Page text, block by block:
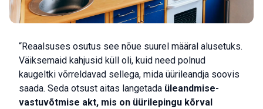
“Reaalsuses osutus see nõue suurel määral alusetuks.
Väiksemaid kahjusid küll oli, kuid need polnud
kaugeltki võrreldavad sellega, mida üürileandja soovis
saada. Seda otsust aitas langetada üleandmise-
vastuvõtmise akt, mis on üürilepingu kõrval